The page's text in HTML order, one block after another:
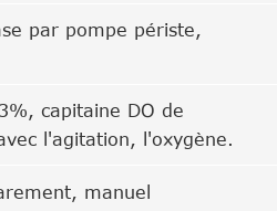
par pompe périste,
capitaine DO de
l'agitation, l'oxygène.
manuel